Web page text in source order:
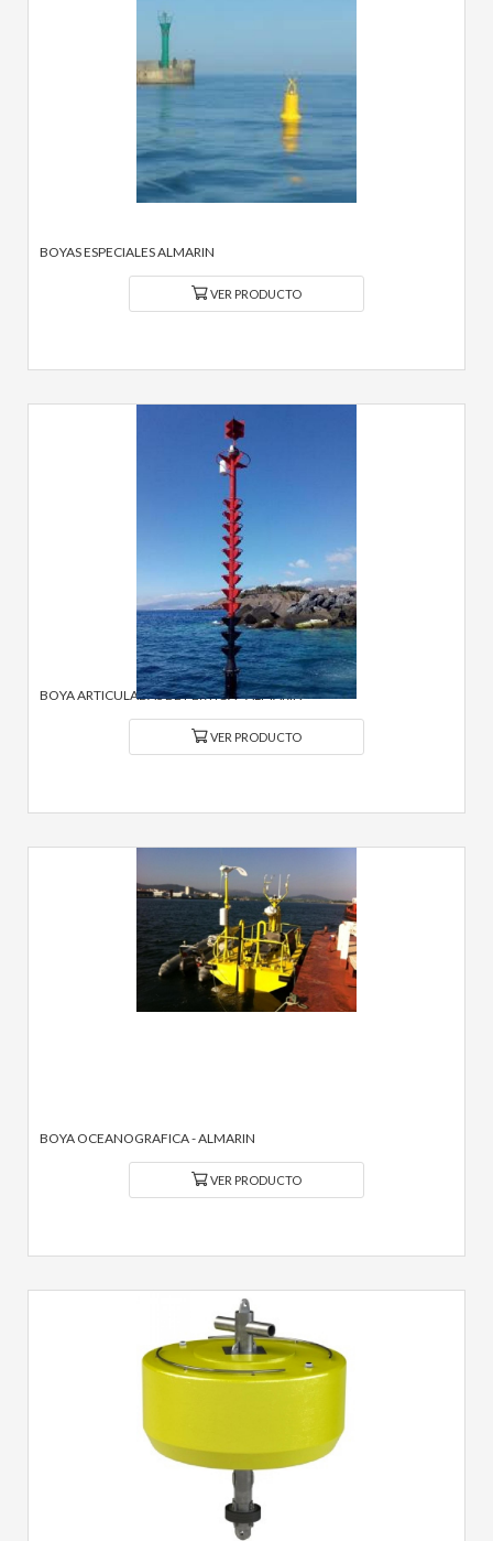
BOYAS ESPECIALES ALMARIN
VER PRODUCTO
BOYA ARTICULADAS DE PÉRTIGA - ALMARIN
VER PRODUCTO
BOYA OCEANOGRAFICA - ALMARIN
VER PRODUCTO